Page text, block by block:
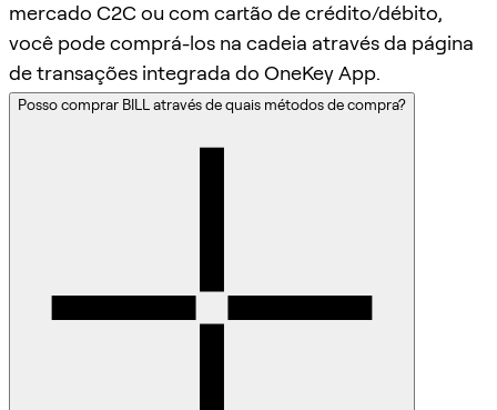
mercado C2C ou com cartão de crédito/débito,
você pode comprá-los na cadeia através da página
de transações integrada do OneKey App.
Posso comprar BILL através de quais métodos de compra?